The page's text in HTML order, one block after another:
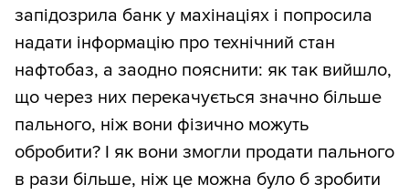
запідозрила банк у махінаціях і попросила
надати інформацію про технічний стан
нафтобаз, а заодно пояснити: як так вийшло,
що через них перекачується значно більше
пального, ніж вони фізично можуть
обробити? І як вони змогли продати пального
в рази більше, ніж це можна було б зробити